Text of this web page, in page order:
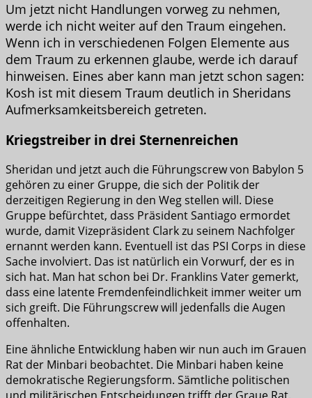
Um jetzt nicht Handlungen vorweg zu nehmen,
werde ich nicht weiter auf den Traum eingehen.
Wenn ich in verschiedenen Folgen Elemente aus
dem Traum zu erkennen glaube, werde ich darauf
hinweisen. Eines aber kann man jetzt schon sagen:
Kosh ist mit diesem Traum deutlich in Sheridans
Aufmerksamkeitsbereich getreten.
Kriegstreiber in drei Sternenreichen
Sheridan und jetzt auch die Führungscrew von Babylon 5
gehören zu einer Gruppe, die sich der Politik der
derzeitigen Regierung in den Weg stellen will. Diese
Gruppe befürchtet, dass Präsident Santiago ermordet
wurde, damit Vizepräsident Clark zu seinem Nachfolger
ernannt werden kann. Eventuell ist das PSI Corps in diese
Sache involviert. Das ist natürlich ein Vorwurf, der es in
sich hat. Man hat schon bei Dr. Franklins Vater gemerkt,
dass eine latente Fremdenfeindlichkeit immer weiter um
sich greift. Die Führungscrew will jedenfalls die Augen
offenhalten.
Eine ähnliche Entwicklung haben wir nun auch im Grauen
Rat der Minbari beobachtet. Die Minbari haben keine
demokratische Regierungsform. Sämtliche politischen
und militärischen Entscheidungen trifft der Graue Rat,